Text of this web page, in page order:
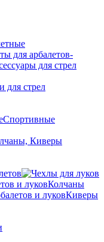
для арбалетов-
для стрел
Спортивные
Колчаны
Киверы